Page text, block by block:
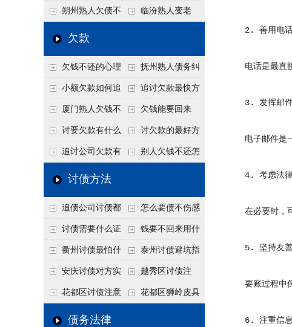
要账就用这2招 个“诉前调解”成功率
吗？2026年这3个方
法比公司好使
老板借钱不还？2026
朔州熟人欠债不
还几年了，2026年用
死账变活
临汾熟人变老
打官司更好使
欠款
欠钱不还的心理
是什么？读懂欠款人
的心态催收事半功倍
抚州熟人债务纠
纷咋办？这一招好开
口
小额欠款如何追
讨
追讨欠款最快方
法是什么？
厦门熟人欠钱不
还？2026年合法秘
籍！
欠钱能要回来
吗？
讨要欠款有什么
好办法
讨欠款的最好方
法
追讨公司欠款有
哪些法律手段
别人欠钱不还怎
讨债方法
追债公司讨债都
有哪些手段
怎么要债不伤感
情？
讨债需要什么证
据
钱要不回来用什
么方法要回来
衢州讨债最怕什
么？2026年这两个关
键细节，做错就很难
泰州讨债避坑指
南：2026年这2个细
节不注意，钱很难要
安庆讨债对方实
在没钱咋办？
越秀区讨债注
意！没有借条只有微
花都区讨债注意
事项：空港物流园欠
花都区狮岭皮具
债务法律
2. 善用电话
电话是最直接
3. 发挥邮件
电子邮件是一
4. 考虑法律
在必要时，可
5. 坚持友善
要账过程中保
6. 注重信息